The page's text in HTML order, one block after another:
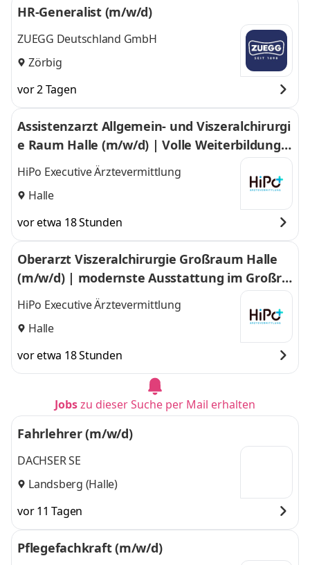
HR-Generalist (m/w/d)
ZUEGG Deutschland GmbH
Zörbig
vor 2 Tagen
Assistenzarzt Allgemein- und Viszeralchirurgi
e Raum Halle (m/w/d) | Volle Weiterbildungs
ermächtigung im Großraum Halle
HiPo Executive Ärztevermittlung
Halle
vor etwa 18 Stunden
Oberarzt Viszeralchirurgie Großraum Halle
(m/w/d) | modernste Ausstattung im Großra
um Halle
HiPo Executive Ärztevermittlung
Halle
vor etwa 18 Stunden
Jobszu dieser Suche per Mail erhalten
Fahrlehrer (m/w/d)
DACHSER SE
Landsberg (Halle)
vor 11 Tagen
Pflegefachkraft (m/w/d)